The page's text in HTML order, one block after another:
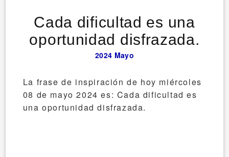
Cada dificultad es una
oportunidad disfrazada.
2024 Mayo
La frase de inspiración de hoy miércoles
08 de mayo 2024 es: Cada dificultad es
una oportunidad disfrazada.